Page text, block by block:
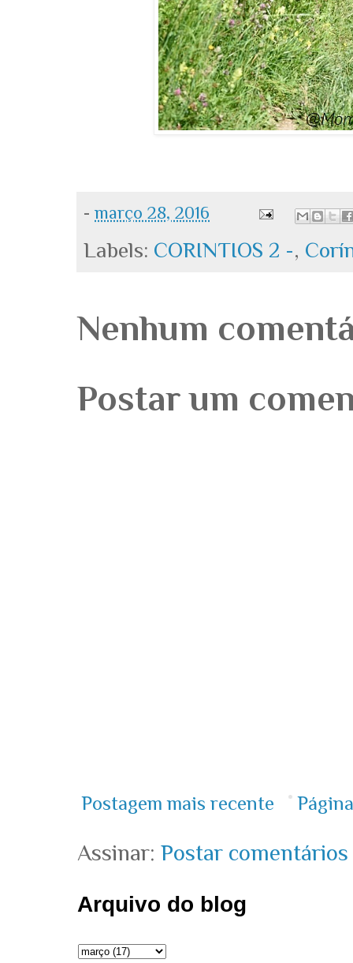
-março 28, 2016
Labels: CORINTIOS 2 -,
Nenhum
Postar um
Postagem mais recente
Assinar:Postar
Arquivo do blog